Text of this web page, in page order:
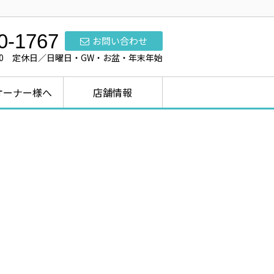
お問い合わせ
1767
定休日／日曜日・GW・お盆・年末年始
ーナー様へ 店舗情報